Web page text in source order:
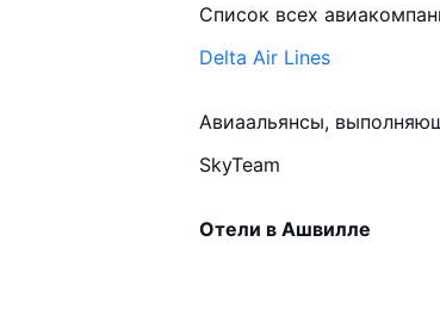
Список всех
Delta Air Lines
Авиаальянсы,
SkyTeam
Отели в Ашвилле